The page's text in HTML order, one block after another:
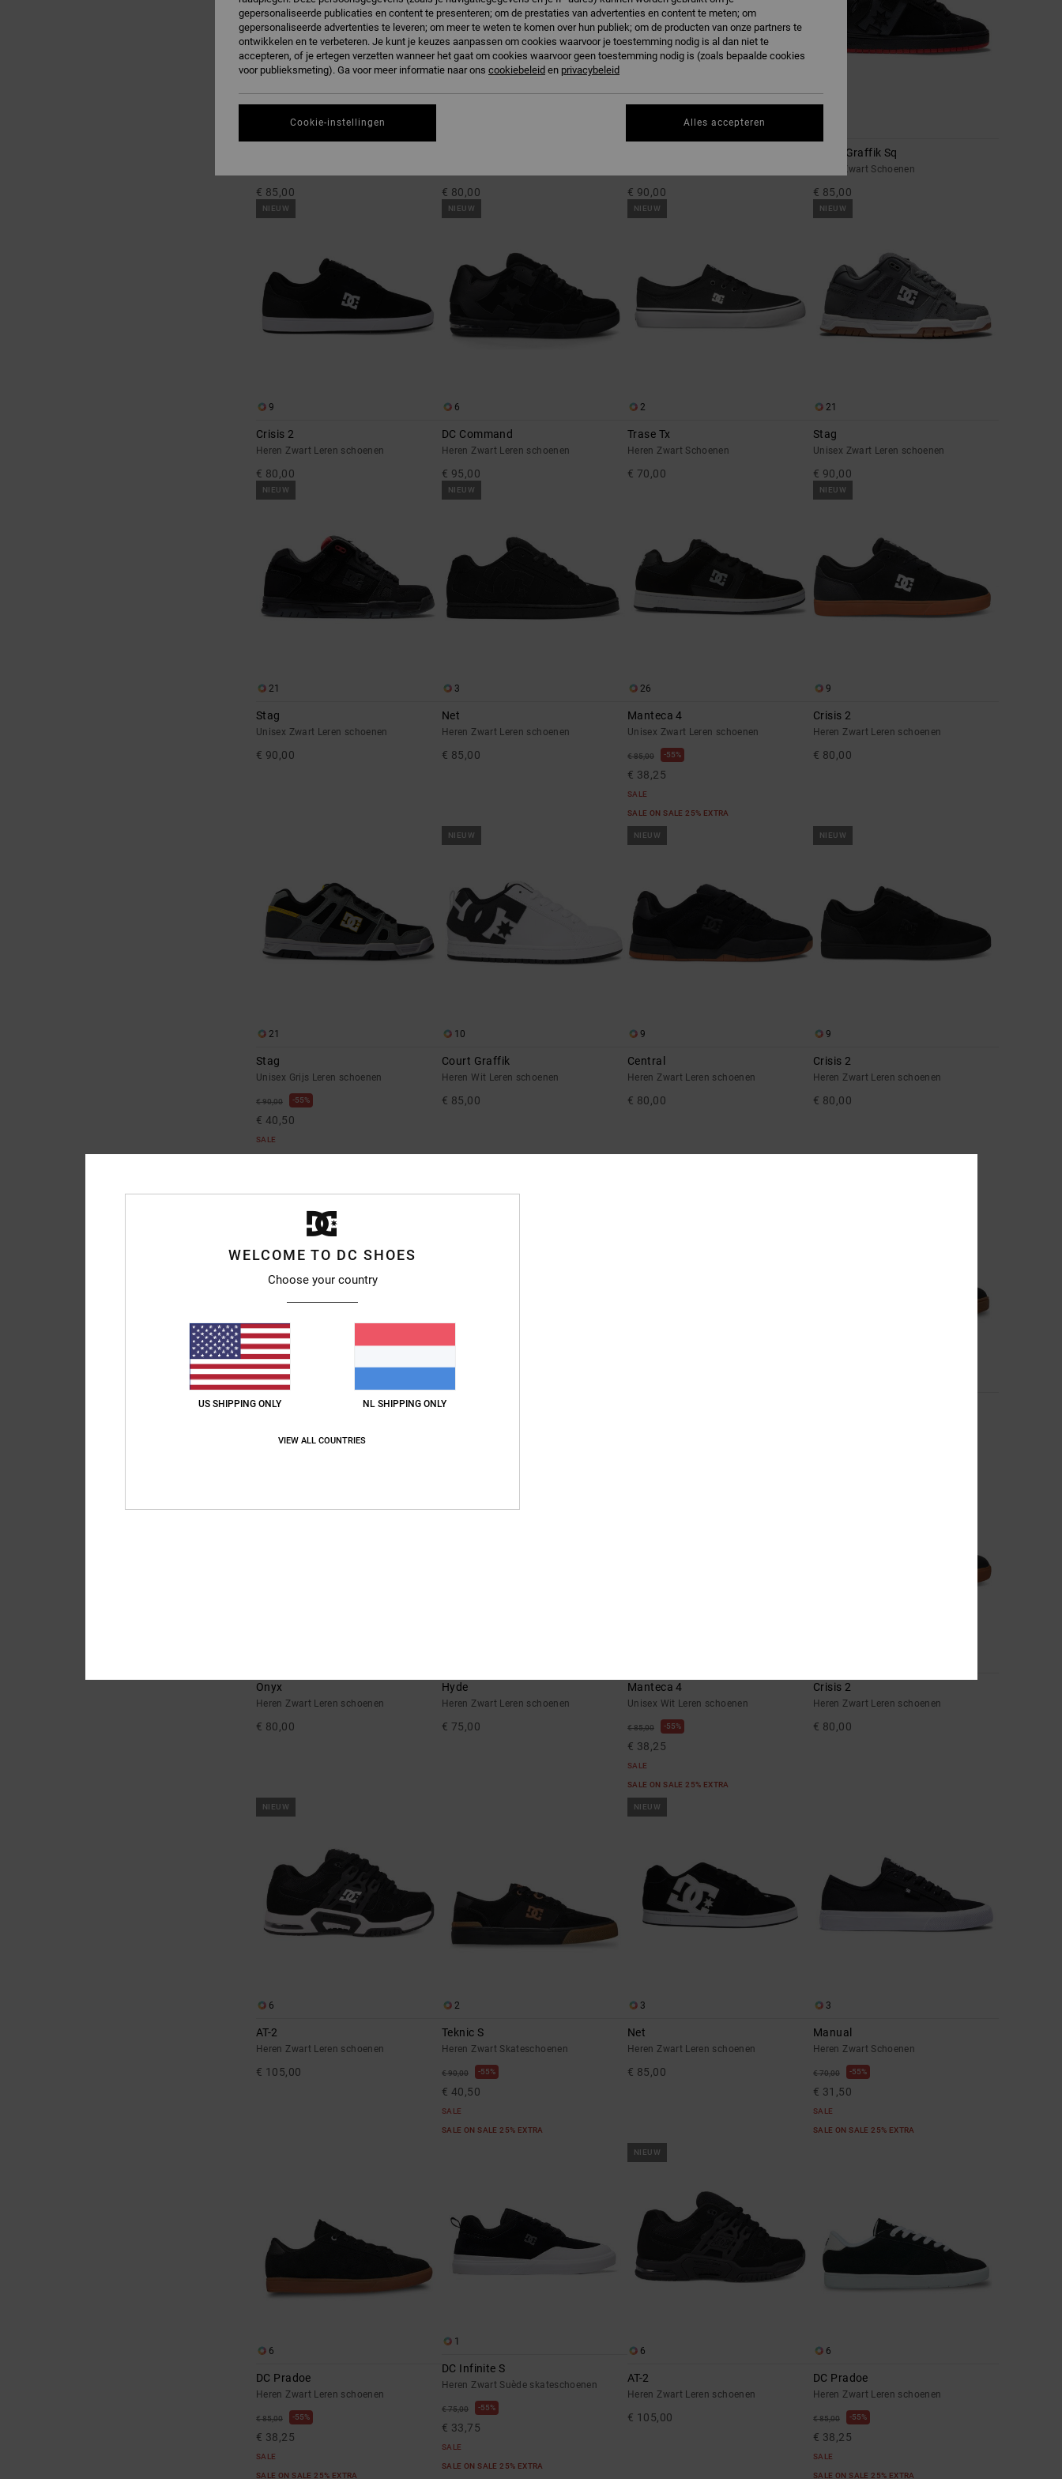
€ 85,00 € 80,00 € 90,00
Court Graffik Sq
Heren Zwart Schoenen
€ 85,00
NIEUW
9
Crisis 2
Heren Zwart Leren schoenen
€ 80,00
NIEUW
6
DC Command
Heren Zwart Leren schoenen
€ 95,00
NIEUW
2
Trase Tx
Heren Zwart Schoenen
€ 70,00
NIEUW
21
Stag
Unisex Zwart Leren schoenen
€ 90,00
NIEUW
21
Stag
Unisex Zwart Leren schoenen
€ 90,00
NIEUW
3
Net
Heren Zwart Leren schoenen
€ 85,00
26
Manteca 4
Unisex Zwart Leren schoenen
€ 85,00 55%
€ 38,25
SALE
SALE ON SALE 25% EXTRA
NIEUW
9
Crisis 2
Heren Zwart Leren schoenen
€ 80,00
21
Stag
Unisex Grijs Leren schoenen
€ 90,00 55%
€ 40,50
SALE
NIEUW
10
Court Graffik
Heren Wit Leren schoenen
€ 85,00
NIEUW
9
Central
Heren Zwart Leren schoenen
€ 80,00
NIEUW
9
Crisis 2
Heren Zwart Leren schoenen
€ 80,00
10
Court Graffik
€ 85,00
Court Graffik
Onyx
Heren Zwart Leren schoenen
€ 80,00
Hyde
Heren Zwart Leren schoenen
€ 75,00
Manteca 4
Unisex Wit Leren schoenen
€ 85,00 55%
€ 38,25
SALE
SALE ON SALE 25% EXTRA
Crisis 2
Heren Zwart Leren schoenen
€ 80,00
NIEUW
6
AT-2
Heren Zwart Leren schoenen
€ 105,00
2
Teknic S
Heren Zwart Skateschoenen
€ 90,00 55%
€ 40,50
SALE
SALE ON SALE 25% EXTRA
NIEUW
3
Net
Heren Zwart Leren schoenen
€ 85,00
3
Manual
Heren Zwart Schoenen
€ 70,00 55%
€ 31,50
SALE
SALE ON SALE 25% EXTRA
6
DC Pradoe
Heren Zwart Leren schoenen
€ 85,00 55%
€ 38,25
SALE
SALE ON SALE 25% EXTRA
1
DC Infinite S
Heren Zwart Suède skateschoenen
€ 75,00 55%
€ 33,75
SALE
SALE ON SALE 25% EXTRA
NIEUW
6
AT-2
Heren Zwart Leren schoenen
€ 105,00
6
DC Pradoe
Heren Zwart Leren schoenen
€ 85,00 55%
€ 38,25
SALE
SALE ON SALE 25% EXTRA
WELCOME TO DC SHOES
Choose your country
US SHIPPING ONLY NL SHIPPING ONLY
VIEW ALL COUNTRIES
gepersonaliseerde publicaties en content te presenteren; om de prestaties van advertenties en content te meten; om
gepersonaliseerde advertenties te leveren; om meer te weten te komen over hun publiek; om de producten van onze partners te
ontwikkelen en te verbeteren. Je kunt je keuzes aanpassen om cookies waarvoor je toestemming nodig is al dan niet te
accepteren, of je ertegen verzetten wanneer het gaat om cookies waarvoor geen toestemming nodig is (zoals bepaalde cookies
voor publieksmeting). Ga voor meer informatie naar ons cookiebeleid en privacybeleid
Cookie-instellingen Alles accepteren